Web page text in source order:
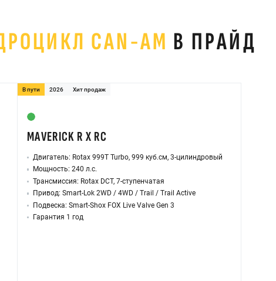
CAN-AM В ПРАЙД
В пути 2026 Хит продаж
MAVERICK R X RC
Двигатель: Rotax 999T Turbo, 999 куб.см, 3-цилиндровый
Мощность: 240 л.с.
Трансмиссия: Rotax DCT, 7-ступенчатая
Привод: Smart-Lok 2WD / 4WD / Trail / Trail Active
Подвеска: Smart-Shox FOX Live Valve Gen 3
Гарантия 1 год